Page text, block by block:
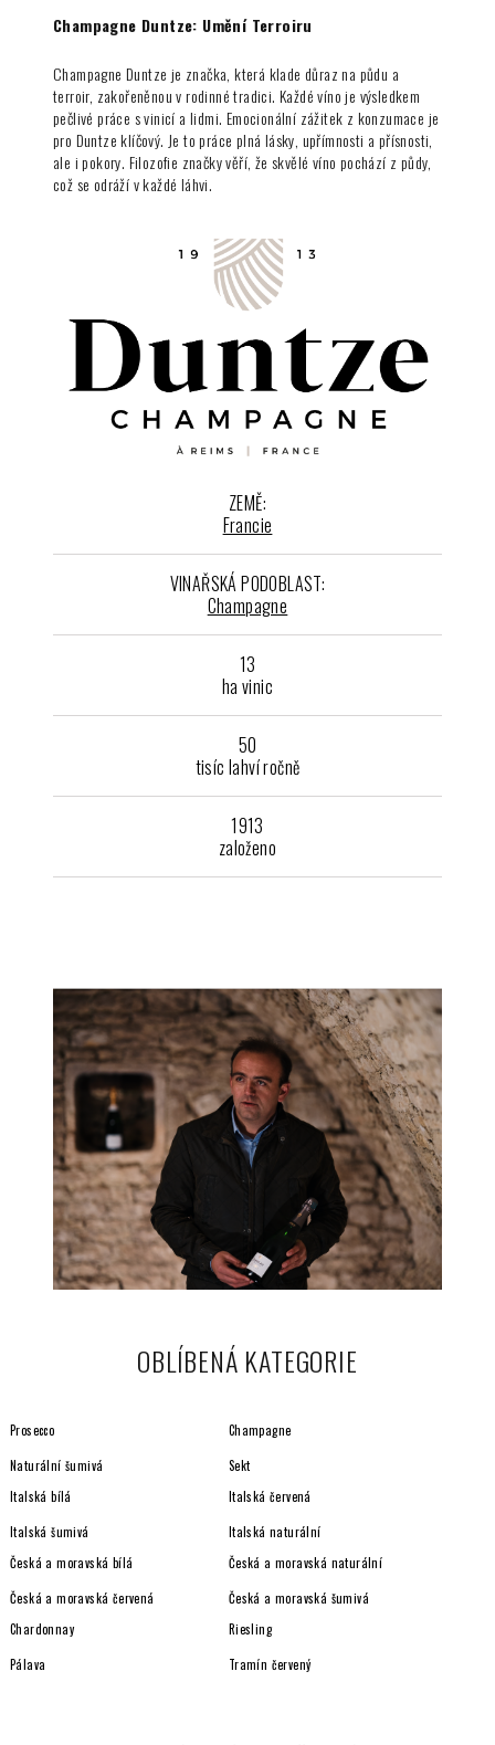
Champagne Duntze: Umění Terroiru
Champagne Duntze je značka, která klade důraz na půdu a
terroir, zakořeněnou v rodinné tradici. Každé víno je výsledkem
pečlivé práce s vinicí a lidmi. Emocionální zážitek z konzumace je
pro Duntze klíčový. Je to práce plná lásky, upřímnosti a přísnosti,
ale i pokory. Filozofie značky věří, že skvělé víno pochází z půdy,
což se odráží v každé láhvi.
ZEMĚ:
Francie
VINAŘSKÁ PODOBLAST:
Champagne
13
ha vinic
50
tisíc lahví ročně
1913
založeno
OBLÍBENÁ KATEGORIE
Prosecco Champagne
Naturální šumivá
Sekt
Italská bílá
Italská červená
Italská šumivá
Italská naturální
Česká a moravská bílá
Česká a moravská naturální
Česká a moravská červená
Česká a moravská šumivá
Chardonnay
Riesling
Pálava Tramín červený